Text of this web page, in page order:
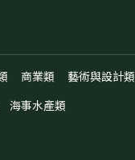
商業類 藝術與設計類
海事水產類